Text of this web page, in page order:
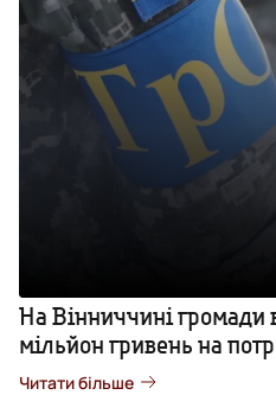
На Вінниччині громади
мільйон гривень на
Читати більше